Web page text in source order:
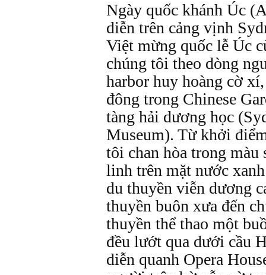
Ngày quốc khánh Úc
diễn trên cảng vịnh
Việt mừng quốc lễ Úc
chúng tôi theo dòng
harbor huy hoàng cờ
đông trong Chinese
tàng hải dương học
Museum). Từ khởi
tôi chan hòa trong màu
linh trên mặt nước
du thuyền viễn dương
thuyền buôn xưa đến
thuyền thể thao một
đều lướt qua dưới cầu
diễn quanh Opera